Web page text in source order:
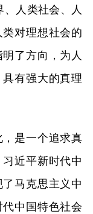
人类社会、人
对理想社会的
了方向，为人
有强大的真理
是一个追求真
近平新时代中
马克思主义中
中国特色社会